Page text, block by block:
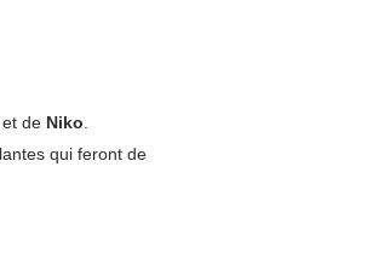
et de Niko
qui feront de